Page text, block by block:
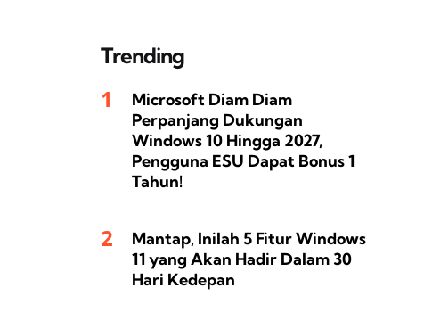
Trending
Microsoft Diam Diam
Perpanjang Dukungan
Windows 10 Hingga 2027,
Pengguna ESU Dapat Bonus 1
Tahun!
Mantap, Inilah 5 Fitur Windows
11 yang Akan Hadir Dalam 30
Hari Kedepan